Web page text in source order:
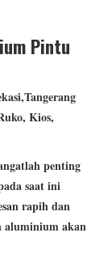
Pintu
Kios,
penting
saat ini
rapih dan
aluminium akan